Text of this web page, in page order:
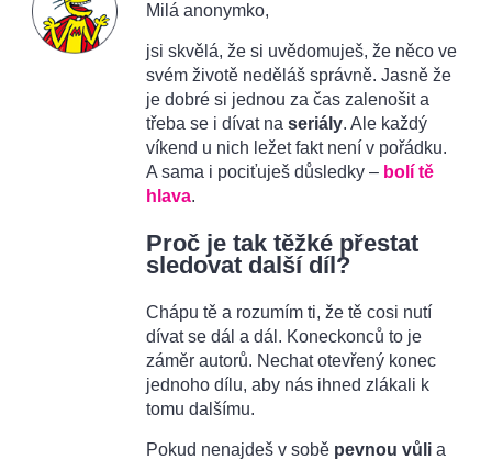
Milá anonymko,
jsi skvělá, že si uvědomuješ, že něco ve
svém životě neděláš správně. Jasně že
je dobré si jednou za čas zalenošit a
třeba se i dívat na seriály. Ale každý
víkend u nich ležet fakt není v pořádku.
A sama i pociťuješ důsledky – bolí tě
hlava.
Proč je tak těžké přestat
sledovat další díl?
Chápu tě a rozumím ti, že tě cosi nutí
dívat se dál a dál. Koneckonců to je
záměr autorů. Nechat otevřený konec
jednoho dílu, aby nás ihned zlákali k
tomu dalšímu.
Pokud nenajdeš v sobě pevnou vůli a